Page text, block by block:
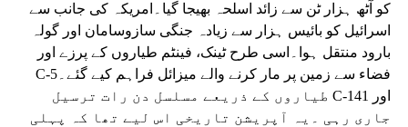
کو آٹھ ہزار ٹن سے زائد اسلحہ بھیجا گیا۔امریکہ کی جانب سے
اسرائیل کو بائیس ہزار سے زیادہ جنگی سازوسامان اور گولہ
بارود منتقل ہوا۔اسی طرح ٹینک، فینٹم طیاروں کے پرزے اور
فضاء سے زمین پر مار کرنے والے میزائل فراہم کیے گئے۔C-5
اور C-141 طیاروں کے ذریعے مسلسل دن رات ترسیل
جاری رہی ۔یہ آپریشن تاریخی اس لیے تھا کہ پہلی